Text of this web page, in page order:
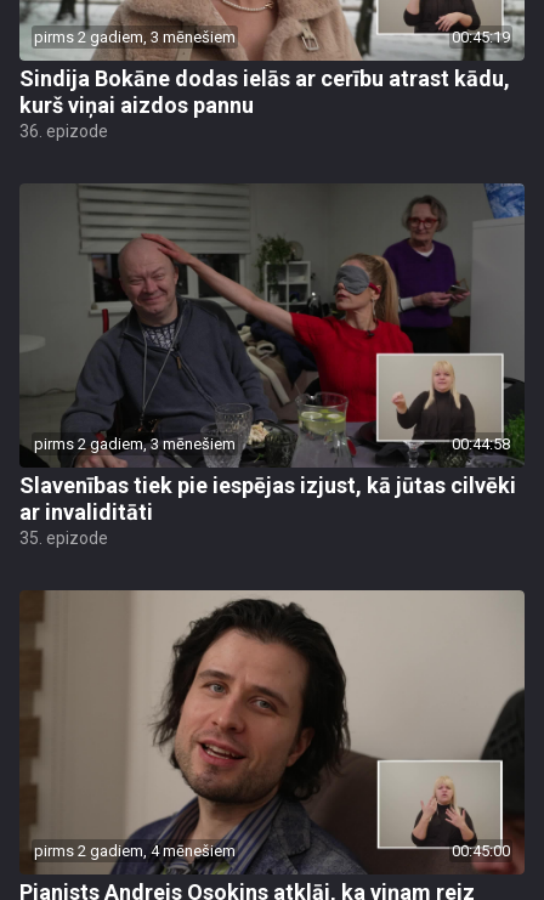
pirms 2 gadiem, 3 mēnešiem 00:45:19
Sindija Bokāne dodas ielās ar cerību atrast kādu,
kurš viņai aizdos pannu
36. epizode
pirms 2 gadiem, 3 mēnešiem 00:44:58
Slavenības tiek pie iespējas izjust, kā jūtas cilvēki
ar invaliditāti
35. epizode
pirms 2 gadiem, 4 mēnešiem 00:45:00
Pianists Andrejs Osokins atklāj, ka viņam reiz